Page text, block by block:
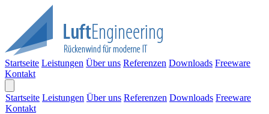
Startseite Leistungen Über uns Referenzen Downloads Freeware
Kontakt
Startseite Leistungen Über uns Referenzen Downloads Freeware
Kontakt